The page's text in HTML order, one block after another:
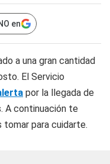
en
a una gran cantidad
El Servicio
por la llegada de
A continuación te
para cuidarte.